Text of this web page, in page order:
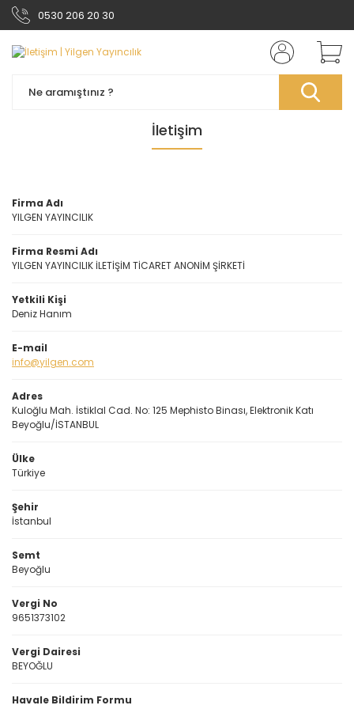
0530 206 20 30
İletişim
Firma Adı
YILGEN YAYINCILIK
Firma Resmi Adı
YILGEN YAYINCILIK İLETİŞİM TİCARET ANONİM ŞİRKETİ
Yetkili Kişi
Deniz Hanım
E-mail
info@yilgen.com
Adres
Kuloğlu Mah. İstiklal Cad. No: 125 Mephisto Binası, Elektronik Katı
Beyoğlu/İSTANBUL
Ülke
Türkiye
Şehir
İstanbul
Semt
Beyoğlu
Vergi No
9651373102
Vergi Dairesi
BEYOĞLU
Havale Bildirim Formu